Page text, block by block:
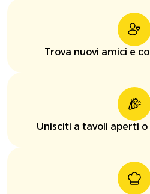
Trova nuovi amici e
Unisciti a tavoli aperti